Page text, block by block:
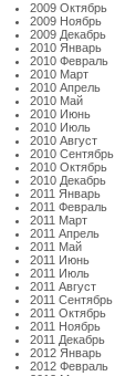
2009 Октябрь
2009 Ноябрь
2009 Декабрь
2010 Январь
2010 Февраль
2010 Март
2010 Апрель
2010 Май
2010 Июнь
2010 Июль
2010 Август
2010 Сентябрь
2010 Октябрь
2010 Декабрь
2011 Январь
2011 Февраль
2011 Март
2011 Апрель
2011 Май
2011 Июнь
2011 Июль
2011 Август
2011 Сентябрь
2011 Октябрь
2011 Ноябрь
2011 Декабрь
2012 Январь
2012 Февраль